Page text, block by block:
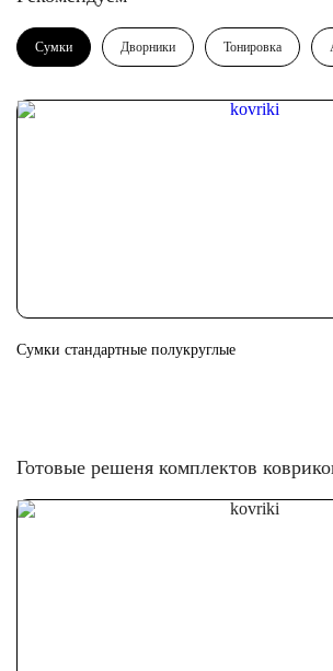
Сумки Дворники Тонировка
Сумки стандартные полукруглые
Готовые решеня комплектов